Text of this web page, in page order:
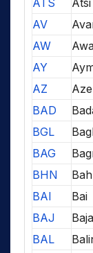
ATS
AV
AW
AY
AZ
BAD
BGL
BAG
BHN
BAI
Bai
BAJ
BAL